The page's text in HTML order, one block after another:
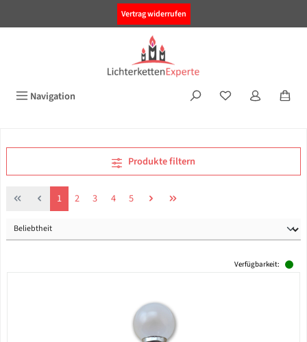
Vertrag widerrufen
Navigation
Produkte filtern
Seite
1 Seite
2 Seite
3 Seite
4 Seite
5
Verfügbarkeit: